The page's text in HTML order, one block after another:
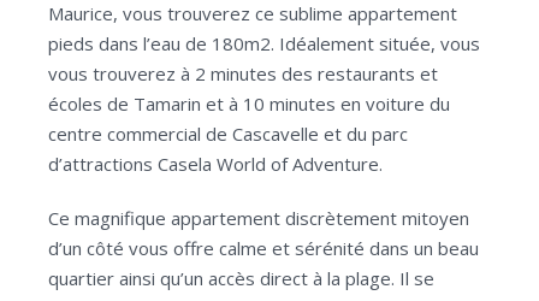
Maurice, vous trouverez ce sublime appartement
pieds dans l’eau de 180m2. Idéalement située, vous
vous trouverez à 2 minutes des restaurants et
écoles de Tamarin et à 10 minutes en voiture du
centre commercial de Cascavelle et du parc
d’attractions Casela World of Adventure.
Ce magnifique appartement discrètement mitoyen
d’un côté vous offre calme et sérénité dans un beau
quartier ainsi qu’un accès direct à la plage. Il se